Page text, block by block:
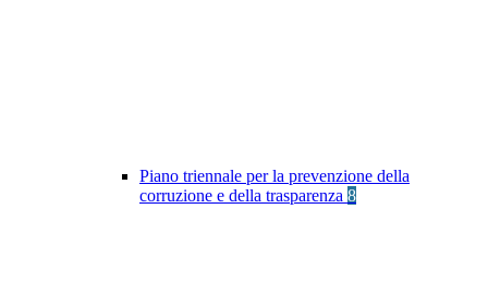
Piano triennale per la prevenzione della
corruzione e della trasparenza 8